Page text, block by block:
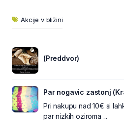
Akcije v bližini
(Preddvor)
Par nogavic zastonj
Pri nakupu nad 10€ si
par nizkih oziroma ...